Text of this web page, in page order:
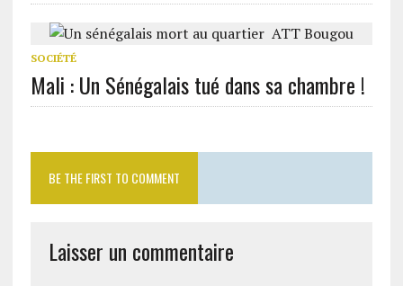
SOCIÉTÉ
Mali : Un Sénégalais tué dans sa chambre !
BE THE FIRST TO COMMENT
Laisser un commentaire